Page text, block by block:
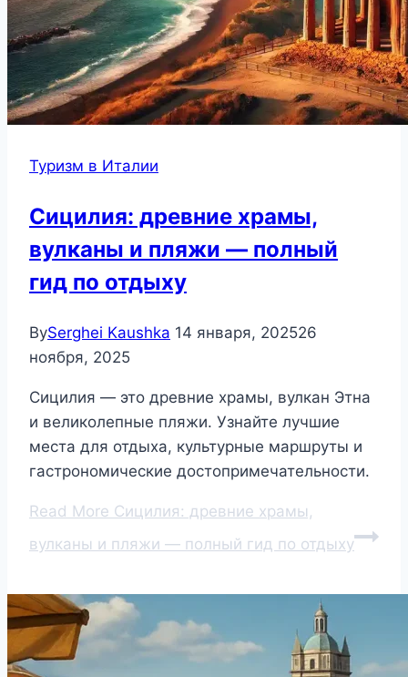
Туризм в Италии
Сицилия: древние храмы,
вулканы и пляжи — полный
гид по отдыху
BySerghei Kaushka 14 января, 202526
ноября, 2025
Сицилия — это древние храмы, вулкан Этна
и великолепные пляжи. Узнайте лучшие
места для отдыха, культурные маршруты и
гастрономические достопримечательности.
Read More Сицилия: древние храмы,
вулканы и пляжи — полный гид по отдыху